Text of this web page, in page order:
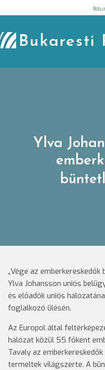
to
content
Bukaresti
Ylva
„Vége az
Ylva Johansson uniós
és előadók uniós
foglalkozó ülésén.
Az Europol által
hálózat közül 55 főként
Tavaly az
termeltek világszerte. A